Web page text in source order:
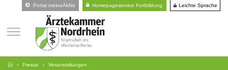
Portal meineÄkNo Homepageservice Fortbildung Leichte Sprache
Presse
Veranstaltungen